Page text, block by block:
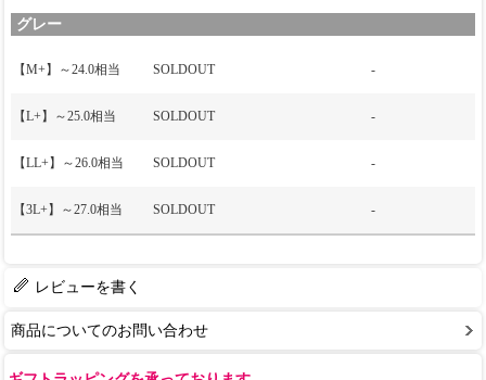
グレー
【M+】～24.0相当 SOLDOUT -
【L+】～25.0相当 SOLDOUT -
【LL+】～26.0相当 SOLDOUT -
【3L+】～27.0相当 SOLDOUT -
レビューを書く
商品についてのお問い合わせ